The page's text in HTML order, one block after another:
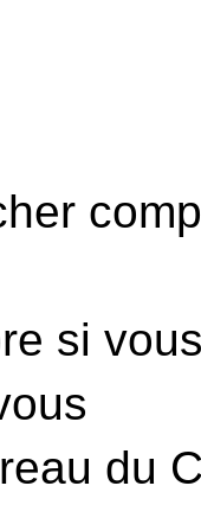
si
du